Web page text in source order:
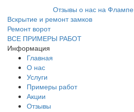
Отзывы о нас на Флампе
Вскрытие и ремонт замков
Ремонт ворот
ВСЕ ПРИМЕРЫ РАБОТ
Информация
Главная
О нас
Услуги
Примеры работ
Акции
Отзывы